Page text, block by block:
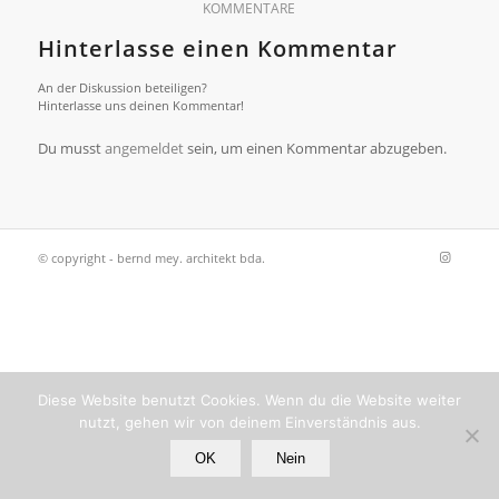
KOMMENTARE
Hinterlasse einen Kommentar
An der Diskussion beteiligen?
Hinterlasse uns deinen Kommentar!
Du musstangemeldetsein, um einen Kommentar abzugeben.
© copyright - bernd mey. architekt bda.
Diese Website benutzt Cookies. Wenn du die Website weiter
nutzt, gehen wir von deinem Einverständnis aus.
OK Nein